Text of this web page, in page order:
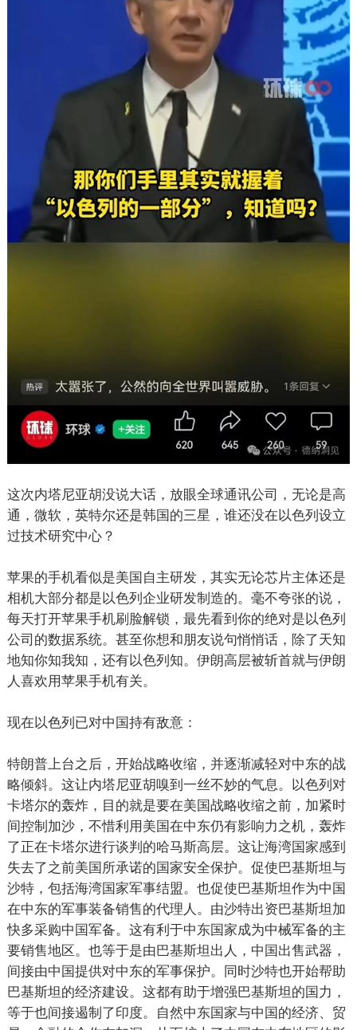
这次内塔尼亚胡没说大话，放眼全球通讯公司，无论是高
通，微软，英特尔还是韩国的三星，谁还没在以色列设立
过技术研究中心？
苹果的手机看似是美国自主研发，其实无论芯片主体还是
相机大部分都是以色列企业研发制造的。毫不夸张的说，
每天打开苹果手机刷脸解锁，最先看到你的绝对是以色列
公司的数据系统。甚至你想和朋友说句悄悄话，除了天知
地知你知我知，还有以色列知。伊朗高层被斩首就与伊朗
人喜欢用苹果手机有关。
现在以色列已对中国持有敌意：
特朗普上台之后，开始战略收缩，并逐渐减轻对中东的战
略倾斜。这让内塔尼亚胡嗅到一丝不妙的气息。以色列对
卡塔尔的轰炸，目的就是要在美国战略收缩之前，加紧时
间控制加沙，不惜利用美国在中东仍有影响力之机，轰炸
了正在卡塔尔进行谈判的哈马斯高层。这让海湾国家感到
失去了之前美国所承诺的国家安全保护。促使巴基斯坦与
沙特，包括海湾国家军事结盟。也促使巴基斯坦作为中国
在中东的军事装备销售的代理人。由沙特出资巴基斯坦加
快多采购中国军备。这有利于中东国家成为中械军备的主
要销售地区。也等于是由巴基斯坦出人，中国出售武器，
间接由中国提供对中东的军事保护。同时沙特也开始帮助
巴基斯坦的经济建设。这都有助于增强巴基斯坦的国力，
等于也间接遏制了印度。自然中东国家与中国的经济、贸